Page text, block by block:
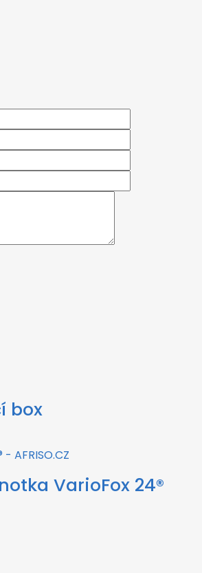
box
VarioFox 24®